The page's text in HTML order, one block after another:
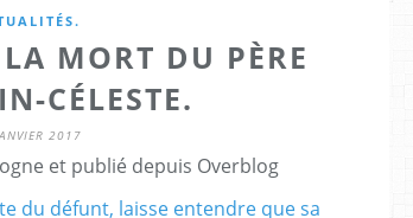
MORT DU PÈRE
CÉLESTE.
2017
et publié depuis Overblog